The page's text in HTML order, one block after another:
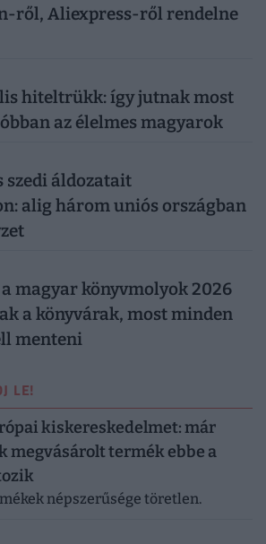
ről, Aliexpress-ről rendelne
hiteltrükk: így jutnak most
az élelmes magyarok
szedi áldozatait
alig három uniós országban
magyar könyvmolyok 2026
a könyvárak, most minden
menteni
LE!
kiskereskedelmet: már
megvásárolt termék ebbe a
népszerűsége töretlen.